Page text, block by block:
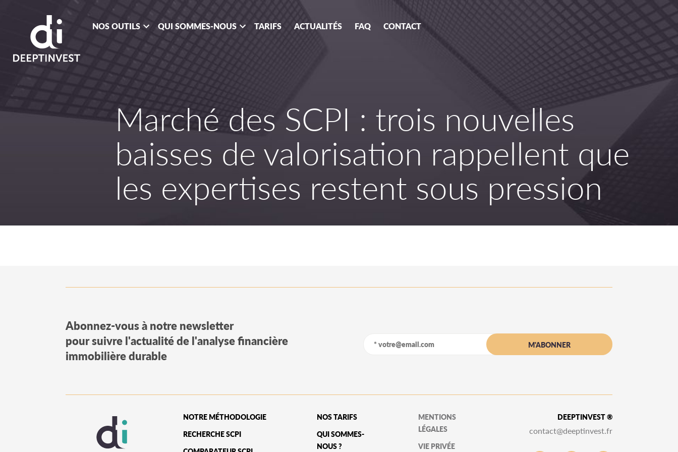
NOS OUTILS QUI SOMMES-NOUS TARIFS ACTUALITÉS FAQ CONTACT
Marché des SCPI : trois nouvelles
baisses de valorisation rappellent que
les expertises restent sous pression
Abonnez-vous à notre newsletter
pour suivre l'actualité de l'analyse financière
immobilière durable
NOTRE MÉTHODOLOGIE
RECHERCHE SCPI
NOS TARIFS
QUI SOMMES-
NOUS ?
MENTIONS
LÉGALES
VIE PRIVÉE
DEEPTINVEST ®
contact@deeptinvest.fr